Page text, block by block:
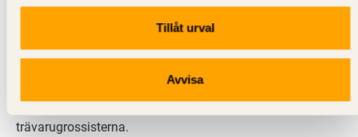
Tillåt urval
Avvisa
Svenskt Trä representerar svensk sågverksindustri
och är en del av branschorganisationen
svensk limträ-, KL-trä- och förpackningsindustri samt
trävarugrossisterna.